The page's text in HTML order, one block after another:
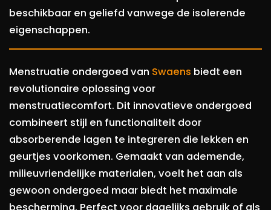
beschikbaar en geliefd vanwege de isolerende
eigenschappen.
Menstruatie ondergoed van Swaens biedt een
revolutionaire oplossing voor
menstruatiecomfort. Dit innovatieve ondergoed
combineert stijl en functionaliteit door
absorberende lagen te integreren die lekken en
geurtjes voorkomen. Gemaakt van ademende,
milieuvriendelijke materialen, voelt het aan als
gewoon ondergoed maar biedt het maximale
bescherming. Perfect voor dagelijks gebruik of als